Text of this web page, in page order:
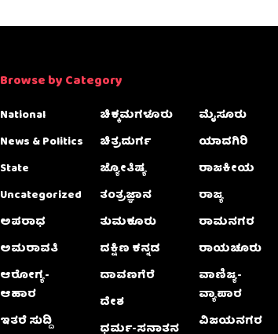
Browse by Category
National
News & Politics
State
Uncategorized
ಅಪರಾಧ
ಅಮರಾವತಿ
ಆರೋಗ್ಯ-
ಆಹಾರ
ಇತರೆ ಸುದ್ದಿ
ಚಿಕ್ಕಮಗಳೂರು
ಚಿತ್ರದುರ್ಗ
ಜ್ಯೋತಿಷ್ಯ
ತಂತ್ರಜ್ಞಾನ
ತುಮಕೂರು
ದಕ್ಷಿಣ ಕನ್ನಡ
ದಾವಣಗೆರೆ
ದೇಶ
ಧರ್ಮ-ಸನಾತನ
ಮೈಸೂರು
ಯಾದಗಿರಿ
ರಾಜಕೀಯ
ರಾಜ್ಯ
ರಾಮನಗರ
ರಾಯಚೂರು
ವಾಣಿಜ್ಯ-
ವ್ಯಾಪಾರ
ವಿಜಯನಗರ